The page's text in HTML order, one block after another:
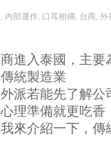
, 內部運作, 口耳相傳, 台商, 外
進入泰國，主要
統製造業
派若能先了解公
理準備就更吃香
來介紹一下，傳